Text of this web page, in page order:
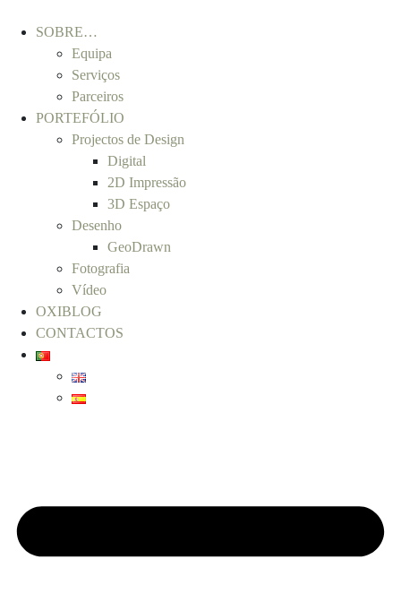
SOBRE…
Equipa
Serviços
Parceiros
PORTEFÓLIO
Projectos de Design
Digital
2D Impressão
3D Espaço
Desenho
GeoDrawn
Fotografia
Vídeo
OXIBLOG
CONTACTOS